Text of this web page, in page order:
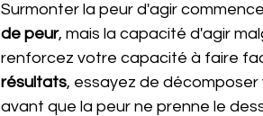
Surmonter la peur d'agir
de peur, mais la capacité d'agir
renforcez votre capacité à faire
résultats, essayez de
avant que la peur ne prenne le